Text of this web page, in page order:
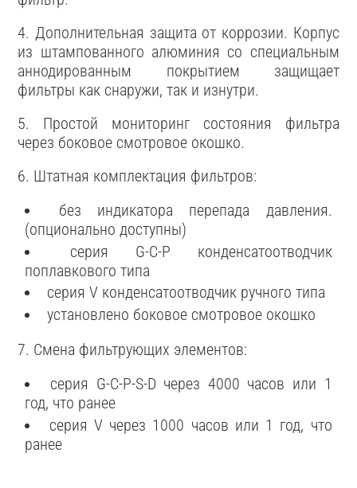
4. Дополнительная защита от коррозии. Корпус
из штампованного алюминия со специальным
аннодированным покрытием защищает
фильтры как снаружи, так и изнутри.
5. Простой мониторинг состояния фильтра
через боковое смотровое окошко.
6. Штатная комплектация фильтров:
без индикатора перепада давления.
(опционально доступны)
серия G-C-P конденсатоотводчик
поплавкового типа
серия V конденсатоотводчик ручного типа
установлено боковое смотровое окошко
7. Смена фильтрующих элементов:
серия G-C-P-S-D через 4000 часов или 1
год, что ранее
серия V через 1000 часов или 1 год, что
ранее